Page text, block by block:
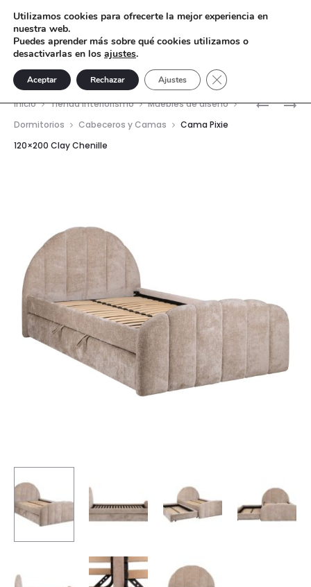
CAMA
MESITA
Inicio Tienda interiorismo
Muebles de diseño
Dormitorios
Cabeceros y Camas
Cama Pixie
120×200 Clay Chenille
Utilizamos cookies para ofrecerte la mejor experiencia en
nuestra web.
Puedes aprender más sobre qué cookies utilizamos o
desactivarlas en los ajustes.
Aceptar Rechazar Ajustes Cerrar el banner de